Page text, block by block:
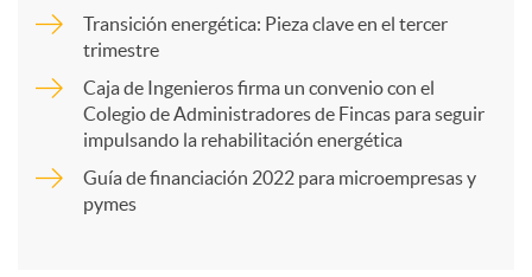
r
Transición energética: Pieza clave en el tercer
trimestre
Caja de Ingenieros firma un convenio con el
Colegio de Administradores de Fincas para seguir
impulsando la rehabilitación energética
Guía de financiación 2022 para microempresas y
pymes